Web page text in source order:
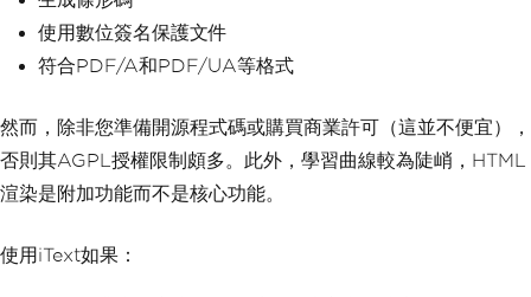
使用數位簽名保護文件
符合PDF/A和PDF/UA等格式
然而，除非您準備開源程式碼或購買商業許可（這並不便宜），
否則其AGPL授權限制頗多。此外，學習曲線較為陡峭，HTML
渲染是附加功能而不是核心功能。
使用iText如果：